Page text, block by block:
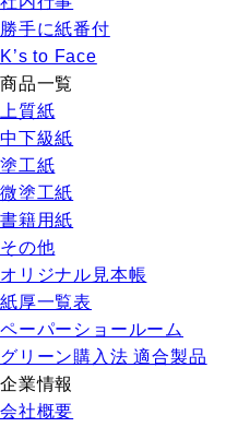
勝手に紙番付
K’s to Face
商品一覧
上質紙
中下級紙
塗工紙
微塗工紙
書籍用紙
その他
オリジナル見本帳
紙厚一覧表
ペーパーショールーム
グリーン購入法 適合製品
企業情報
会社概要